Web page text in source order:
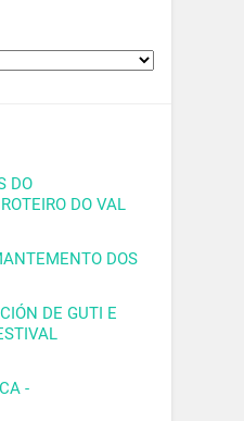
DO
DO VAL
DOS
DE GUTI E
-